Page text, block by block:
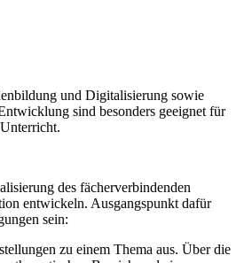
und Digitalisierung sowie
sind besonders geeignet für
des fächerverbindenden
entwickeln. Ausgangspunkt dafür
sein:
zu einem Thema aus. Über die